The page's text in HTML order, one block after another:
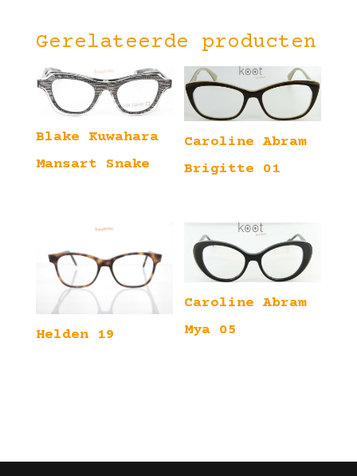
Gerelateerde producten
Blake Kuwahara
Mansart Snake
Caroline Abram
Brigitte 01
Helden 19
Caroline Abram
Mya 05